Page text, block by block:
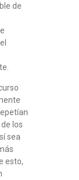
de
los
sea
esto,